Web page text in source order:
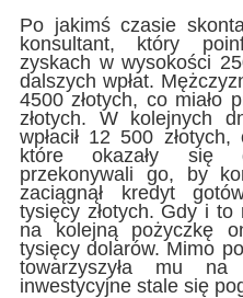
Po jakimś czasie
konsultant, który
zyskach w wysokości
dalszych wpłat.
4500 złotych, co miało
złotych. W kolejnych
wpłacił 12 500
które okazały się
przekonywali go, by
zaciągnął kredyt
tysięcy złotych. Gdy i to
na kolejną pożyczkę
tysięcy dolarów. Mimo
towarzyszyła mu
inwestycyjne stale się